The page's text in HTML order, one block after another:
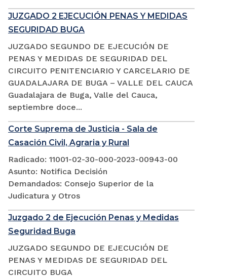
JUZGADO 2 EJECUCIÓN PENAS Y MEDIDAS
SEGURIDAD BUGA
JUZGADO SEGUNDO DE EJECUCIÓN DE
PENAS Y MEDIDAS DE SEGURIDAD DEL
CIRCUITO PENITENCIARIO Y CARCELARIO DE
GUADALAJARA DE BUGA – VALLE DEL CAUCA
Guadalajara de Buga, Valle del Cauca,
septiembre doce...
Corte Suprema de Justicia - Sala de
Casación Civil, Agraria y Rural
Radicado: 11001-02-30-000-2023-00943-00
Asunto: Notifica Decisión
Demandados: Consejo Superior de la
Judicatura y Otros
Juzgado 2 de Ejecución Penas y Medidas
Seguridad Buga
JUZGADO SEGUNDO DE EJECUCIÓN DE
PENAS Y MEDIDAS DE SEGURIDAD DEL
CIRCUITO BUGA